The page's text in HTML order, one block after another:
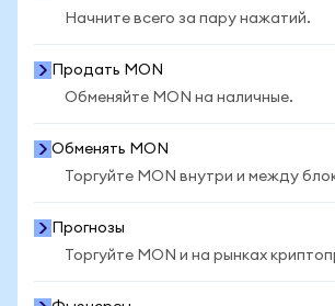
Начните всего за пару нажатий.
Продать MON
Обменяйте MON на наличные.
Обменять MON
Торгуйте MON внутри и между
Прогнозы
Торгуйте MON и на рынках